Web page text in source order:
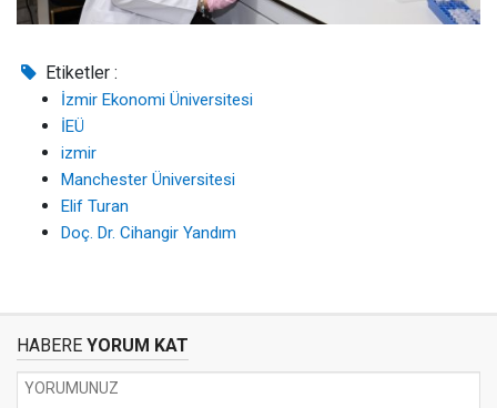
Etiketler :
İzmir Ekonomi Üniversitesi
İEÜ
izmir
Manchester Üniversitesi
Elif Turan
Doç. Dr. Cihangir Yandım
HABERE YORUM KAT